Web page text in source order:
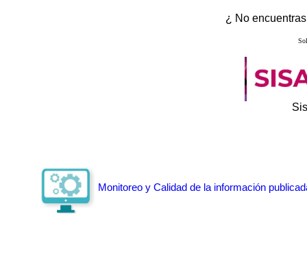
¿ No
Monitoreo y Calidad de la información